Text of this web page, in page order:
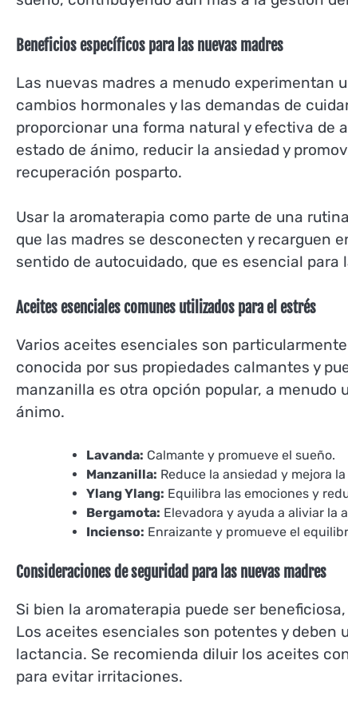
Beneficios específicos para las nuevas madres
Las nuevas madres a menudo experimentan
cambios hormonales y las demandas de
proporcionar una forma natural y efectiva de
estado de ánimo, reducir la ansiedad y
recuperación posparto.
Usar la aromaterapia como parte de una
que las madres se desconecten y recarguen
sentido de autocuidado, que es esencial
Aceites esenciales comunes utilizados para el estrés
Varios aceites esenciales son
conocida por sus propiedades calmantes y
manzanilla es otra opción popular, a menudo
ánimo.
Lavanda: Calmante y promueve el sueño.
Manzanilla: Reduce la ansiedad y mejora
Ylang Ylang: Equilibra las emociones y
Bergamota: Elevadora y ayuda a aliviar la
Incienso: Enraizante y promueve el
Consideraciones de seguridad para las nuevas madres
Si bien la aromaterapia puede ser
Los aceites esenciales son potentes y
lactancia. Se recomienda diluir los aceites
para evitar irritaciones.